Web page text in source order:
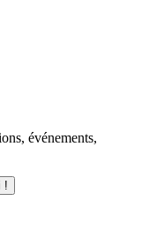
événements,
!